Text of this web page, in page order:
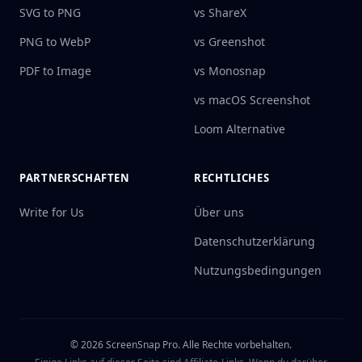
SVG to PNG
PNG to WebP
PDF to Image
vs ShareX
vs Greenshot
vs Monosnap
vs macOS Screenshot
Loom Alternative
PARTNERSCHAFTEN
Write for Us
RECHTLICHES
Über uns
Datenschutzerklärung
Nutzungsbedingungen
©2026ScreenSnap Pro.Alle Rechte vorbehalten.